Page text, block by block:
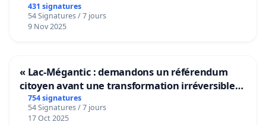
431 signatures
54 Signatures / 7 jours
9 Nov 2025
« Lac-Mégantic : demandons un référendum
citoyen avant une transformation irréversible
de notre territoire »
754 signatures
54 Signatures / 7 jours
17 Oct 2025